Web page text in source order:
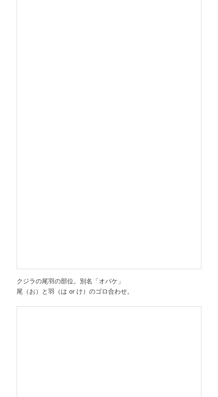
クジラの尾羽の部位。別名「オバケ」
尾（お）と羽（は or け）のゴロ合わせ。